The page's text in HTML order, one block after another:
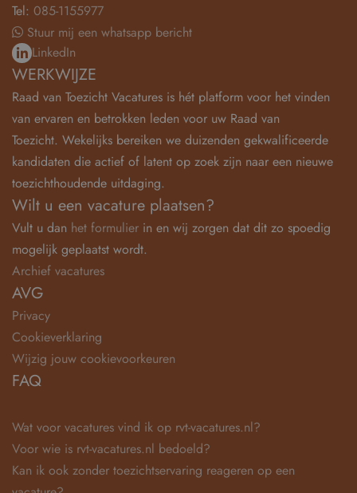
Tel: 085-1155977
Stuur mij een whatsapp bericht
LinkedIn
WERKWIJZE
Raad van Toezicht Vacatures is hét platform voor het vinden
van ervaren en betrokken leden voor uw Raad van
Toezicht. Wekelijks bereiken we duizenden gekwalificeerde
kandidaten die actief of latent op zoek zijn naar een nieuwe
toezichthoudende uitdaging.
Wilt u een vacature plaatsen?
Vult u dan het formulier in en wij zorgen dat dit zo spoedig
mogelijk geplaatst wordt.
Archief vacatures
AVG
Privacy
Cookieverklaring
Wijzig jouw cookievoorkeuren
FAQ
Wat voor vacatures vind ik op rvt-vacatures.nl?
Voor wie is rvt-vacatures.nl bedoeld?
Kan ik ook zonder toezichtservaring reageren op een